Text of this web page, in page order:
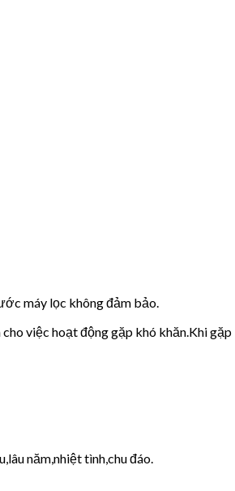
máy lọc không đảm bảo.
việc hoạt động gặp khó khăn.Khi
năm,nhiệt tình,chu đáo.